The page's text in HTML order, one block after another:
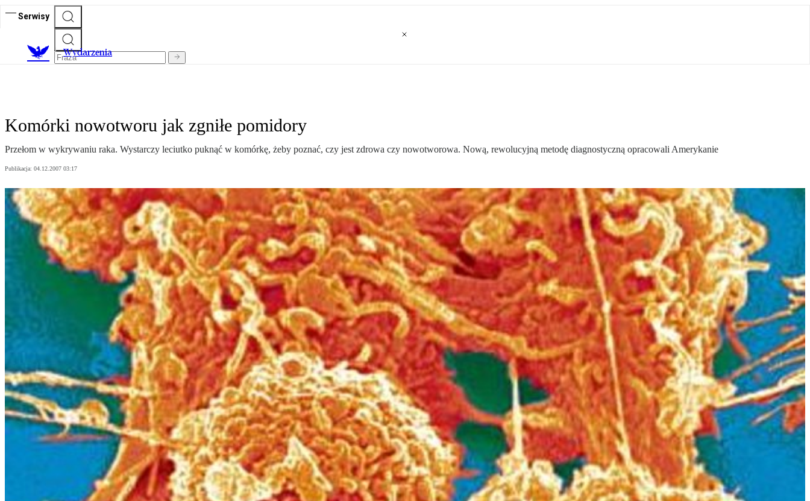
Serwisy
Wydarzenia
Komórki nowotworu jak zgniłe pomidory
Przełom w wykrywaniu raka. Wystarczy leciutko puknąć w komórkę, żeby poznać, czy jest zdrowa czy nowotworowa. Nową, rewolucyjną metodę diagnostyczną opracowali Amerykanie
Publikacja: 04.12.2007 03:17